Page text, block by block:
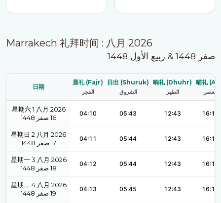
Marrakech 礼拜时间 : 八月 2026
صفر 1448 & ربيع الأول 1448
日期
晨礼 (Fajr)
الفجر
日出 (Shuruk)
الشروق
晌礼 (Dhuhr)
الظهر
晡礼
العصر
星期六 1 八月 2026
1448 صفر 16
04:10 05:43 12:43 16:18
星期日 2 八月 2026
1448 صفر 17
04:11 05:44 12:43 16:18
星期一 3 八月 2026
1448 صفر 18
04:12 05:44 12:43 16:18
星期二 4 八月 2026
1448 صفر 19
04:13 05:45 12:43 16:18